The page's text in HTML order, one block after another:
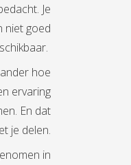
Je
niet goed
hoe
ervaring
En dat
je delen.
in